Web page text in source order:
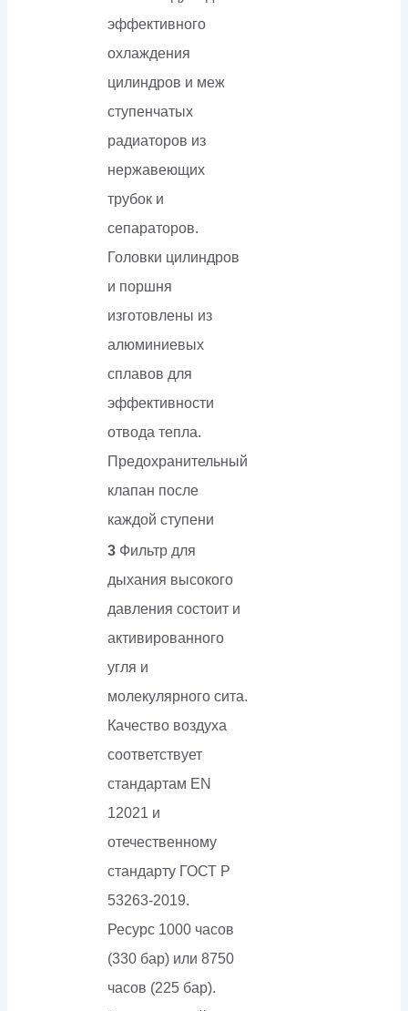
эффективного
охлаждения
цилиндров и меж
ступенчатых
радиаторов из
нержавеющих
трубок и
сепараторов.
Головки цилиндров
и поршня
изготовлены из
алюминиевых
сплавов для
эффективности
отвода тепла.
Предохранительный
клапан после
каждой ступени
3 Фильтр для
дыхания высокого
давления состоит и
активированного
угля и
молекулярного сита.
Качество воздуха
соответствует
стандартам EN
12021 и
отечественному
стандарту ГОСТ Р
53263-2019.
Ресурс 1000 часов
(330 бар) или 8750
часов (225 бар).